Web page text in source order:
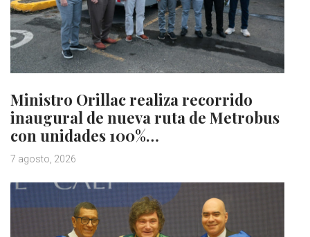
Ministro Orillac realiza recorrido
inaugural de nueva ruta de Metrobus
con unidades 100%…
7 agosto, 2026